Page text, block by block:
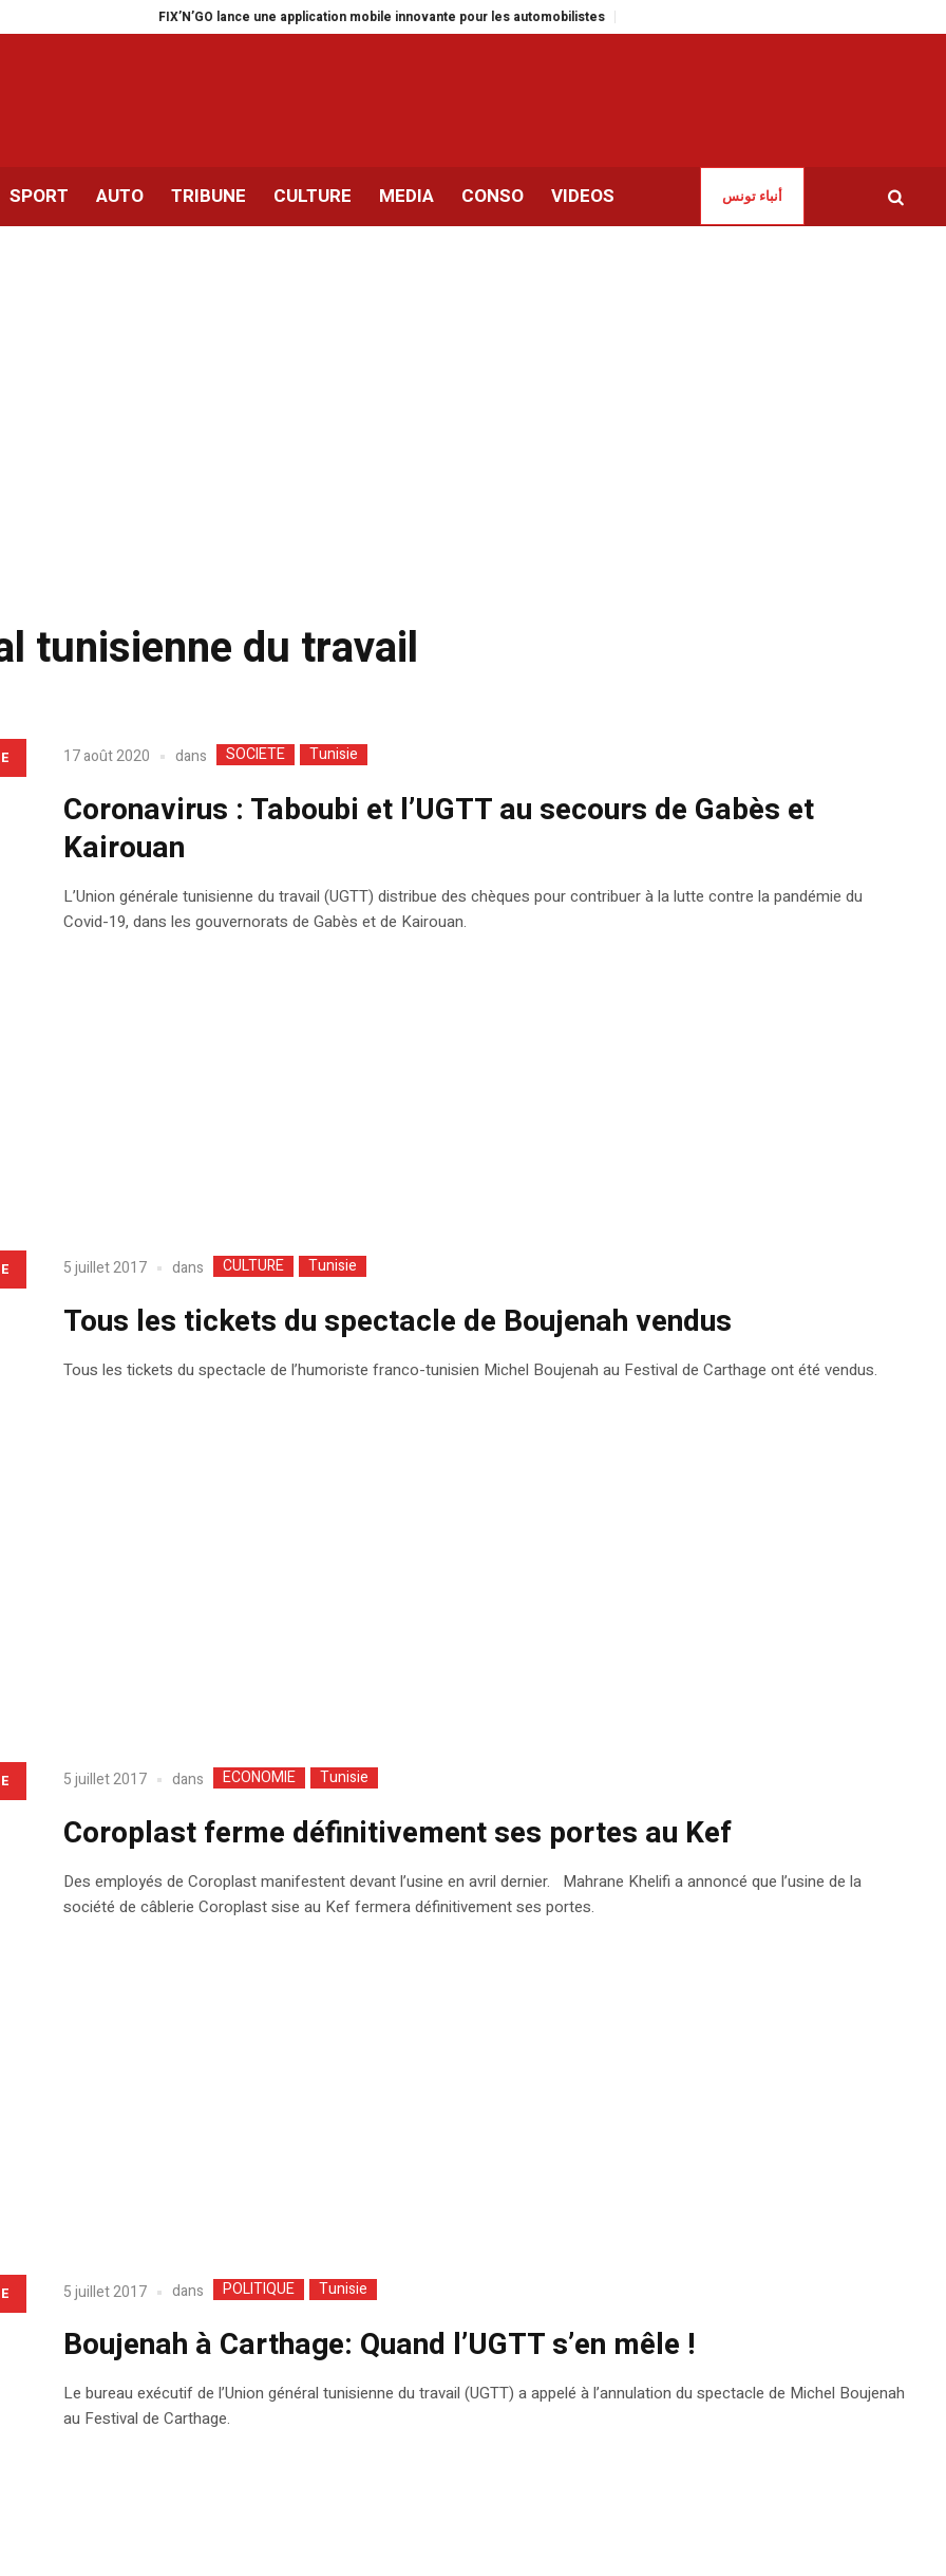
FIX’N’GO lance une application mobile innovante pour les automobilistes KIKO Milano inaugure une nouvelle boutique à Tunis-Lafayette
SPORT AUTO TRIBUNE CULTURE MEDIA CONSO VIDEOS أنباء تونس
tunisienne du travail
17 août 2020 dans SOCIETE Tunisie
Coronavirus : Taboubi et l’UGTT au secours de Gabès et
Kairouan
L’Union générale tunisienne du travail (UGTT) distribue des chèques pour contribuer à la lutte contre la pandémie du
Covid-19, dans les gouvernorats de Gabès et de Kairouan.
5 juillet 2017 dans CULTURE Tunisie
Tous les tickets du spectacle de Boujenah vendus
Tous les tickets du spectacle de l’humoriste franco-tunisien Michel Boujenah au Festival de Carthage ont été vendus.
5 juillet 2017 dans ECONOMIE Tunisie
Coroplast ferme définitivement ses portes au Kef
Des employés de Coroplast manifestent devant l’usine en avril dernier. Mahrane Khelifi a annoncé que l’usine de la
société de câblerie Coroplast sise au Kef fermera définitivement ses portes.
5 juillet 2017 dans POLITIQUE Tunisie
Boujenah à Carthage: Quand l’UGTT s’en mêle !
Le bureau exécutif de l’Union général tunisienne du travail (UGTT) a appelé à l’annulation du spectacle de Michel Boujenah
au Festival de Carthage.